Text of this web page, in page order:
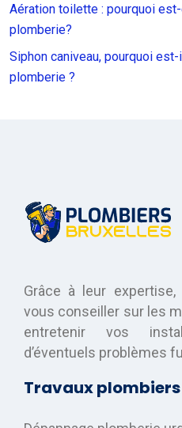
Aération toilette : pourquoi
plomberie?
Siphon caniveau, pourquoi
plomberie ?
Grâce à leur
vous conseiller sur les
entretenir vos
d’éventuels problèmes
Travaux plombiers